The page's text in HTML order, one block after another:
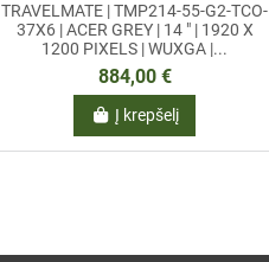
TRAVELMATE | TMP214-55-G2-TCO-
37X6 | ACER GREY | 14 " | 1920 X
1200 PIXELS | WUXGA |...
884,00 €
Į krepšelį